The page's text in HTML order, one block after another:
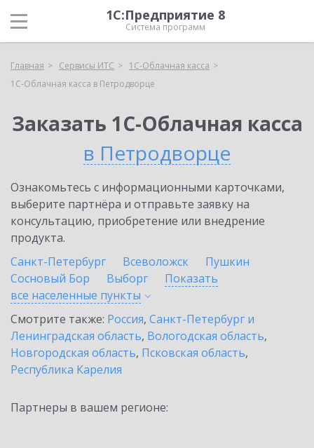
1С:Предприятие 8
Система программ
Главная Сервисы ИТС
1С-Облачная касса
1С-Облачная касса в Петродворце
Заказать 1С-Облачная касса
в Петродворце
Ознакомьтесь с информационными карточками,
выберите партнёра и отправьте заявку на
консультацию, приобретение или внедрение
продукта.
Санкт-Петербург
Всеволожск
Пушкин
Сосновый Бор
Выборг
Показать
все населенные пункты
Смотрите также: Россия, Санкт-Петербург и
Ленинградская область, Вологодская область,
Новгородская область, Псковская область,
Республика Карелия
Партнеры в вашем регионе: